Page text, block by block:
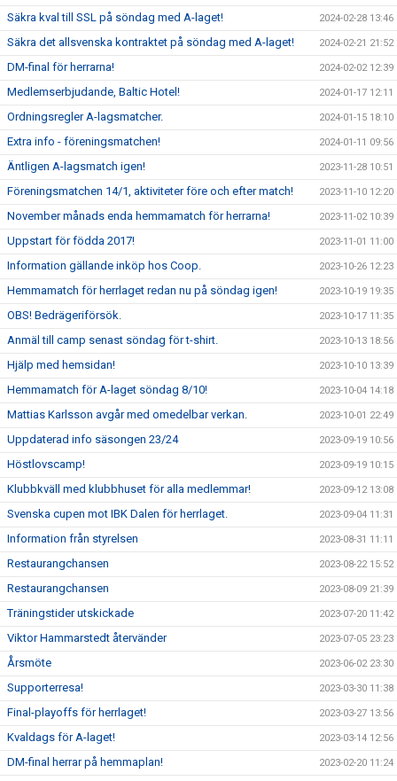
Säkra kval till SSL på söndag med A-laget! 2024-02-28 13:46
Säkra det allsvenska kontraktet på söndag med A-laget! 2024-02-21 21:52
DM-final för herrarna! 2024-02-02 12:39
Medlemserbjudande, Baltic Hotel! 2024-01-17 12:11
Ordningsregler A-lagsmatcher. 2024-01-15 18:10
Extra info - föreningsmatchen! 2024-01-11 09:56
Äntligen A-lagsmatch igen! 2023-11-28 10:51
Föreningsmatchen 14/1, aktiviteter före och efter match! 2023-11-10 12:20
November månads enda hemmamatch för herrarna! 2023-11-02 10:39
Uppstart för födda 2017! 2023-11-01 11:00
Information gällande inköp hos Coop. 2023-10-26 12:23
Hemmamatch för herrlaget redan nu på söndag igen! 2023-10-19 19:35
OBS! Bedrägeriförsök. 2023-10-17 11:35
Anmäl till camp senast söndag för t-shirt. 2023-10-13 18:56
Hjälp med hemsidan! 2023-10-10 13:39
Hemmamatch för A-laget söndag 8/10! 2023-10-04 14:18
Mattias Karlsson avgår med omedelbar verkan. 2023-10-01 22:49
Uppdaterad info säsongen 23/24 2023-09-19 10:56
Höstlovscamp! 2023-09-19 10:15
Klubbkväll med klubbhuset för alla medlemmar! 2023-09-12 13:08
Svenska cupen mot IBK Dalen för herrlaget. 2023-09-04 11:31
Information från styrelsen 2023-08-31 11:11
Restaurangchansen 2023-08-22 15:52
Restaurangchansen 2023-08-09 21:39
Träningstider utskickade 2023-07-20 11:42
Viktor Hammarstedt återvänder 2023-07-05 23:23
Årsmöte 2023-06-02 23:30
Supporterresa! 2023-03-30 11:38
Final-playoffs för herrlaget! 2023-03-27 13:56
Kvaldags för A-laget! 2023-03-14 12:56
DM-final herrar på hemmaplan! 2023-02-20 11:24